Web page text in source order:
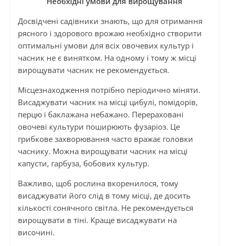
Досвідчені садівники знають, що для отримання
рясного і здорового врожаю необхідно створити
оптимальні умови для всіх овочевих культур і
часник не є винятком. На одному і тому ж місці
вирощувати часник не рекомендується.
Місцезнаходження потрібно періодично міняти.
Висаджувати часник на місці цибулі, помідорів,
перцю і баклажана небажано. Перераховані
овочеві культури поширюють фузаріоз. Це
грибкове захворювання часто вражає головки
часнику. Можна вирощувати часник на місці
капусти, гарбуза, бобових культур.
Важливо, щоб рослина вкоренилося, тому
висаджувати його слід в тому місці, де досить
кількості сонячного світла. Не рекомендується
вирощувати в тіні. Краще висаджувати на
височині.